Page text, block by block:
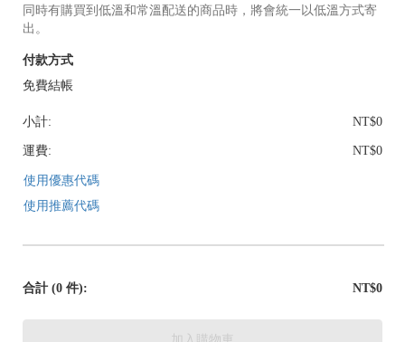
同時有購買到低溫和常溫配送的商品時，將會統一以低溫方式寄
出。
付款方式
免費結帳
小計: NT$0
運費: NT$0
使用優惠代碼
使用推薦代碼
合計 (0 件): NT$0